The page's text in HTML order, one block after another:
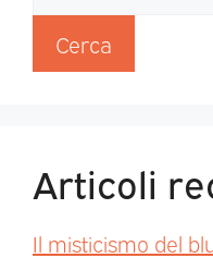
Cerca
Articoli
Il misticismo del